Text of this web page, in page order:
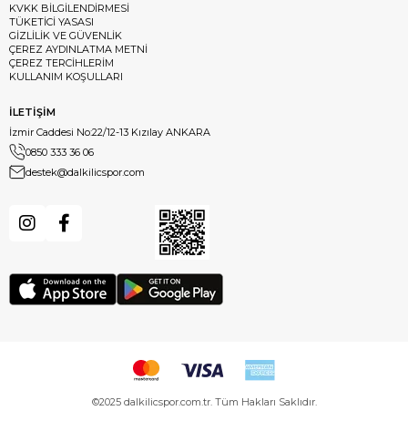
KVKK BİLGİLENDİRMESİ
TÜKETİCİ YASASI
GİZLİLİK VE GÜVENLİK
ÇEREZ AYDINLATMA METNİ
ÇEREZ TERCİHLERİM
KULLANIM KOŞULLARI
İLETİŞİM
İzmir Caddesi No:22/12-13 Kızılay ANKARA
0850 333 36 06
destek@dalkilicspor.com
©2025 dalkilicspor.com.tr. Tüm Hakları Saklıdır.